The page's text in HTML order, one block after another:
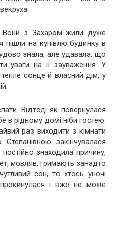
Вони з Захаром жили дуже
на купівлю будинку в
знала, але удавала, що
уваги на її зауваження. У
сонце й власний дім, у
Відтоді як повернулася
в рідному домі ніби гостею.
раз виходити з кімнати
закінчувалася
знаходила причину,
мовляв, гримають занадто
сон, то хтось уночі
і вже не може